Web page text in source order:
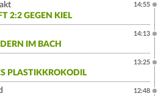
2:2 GEGEN KIEL
14:55
IM BACH
14:13
PLASTIKKROKODIL
13:25
12:48